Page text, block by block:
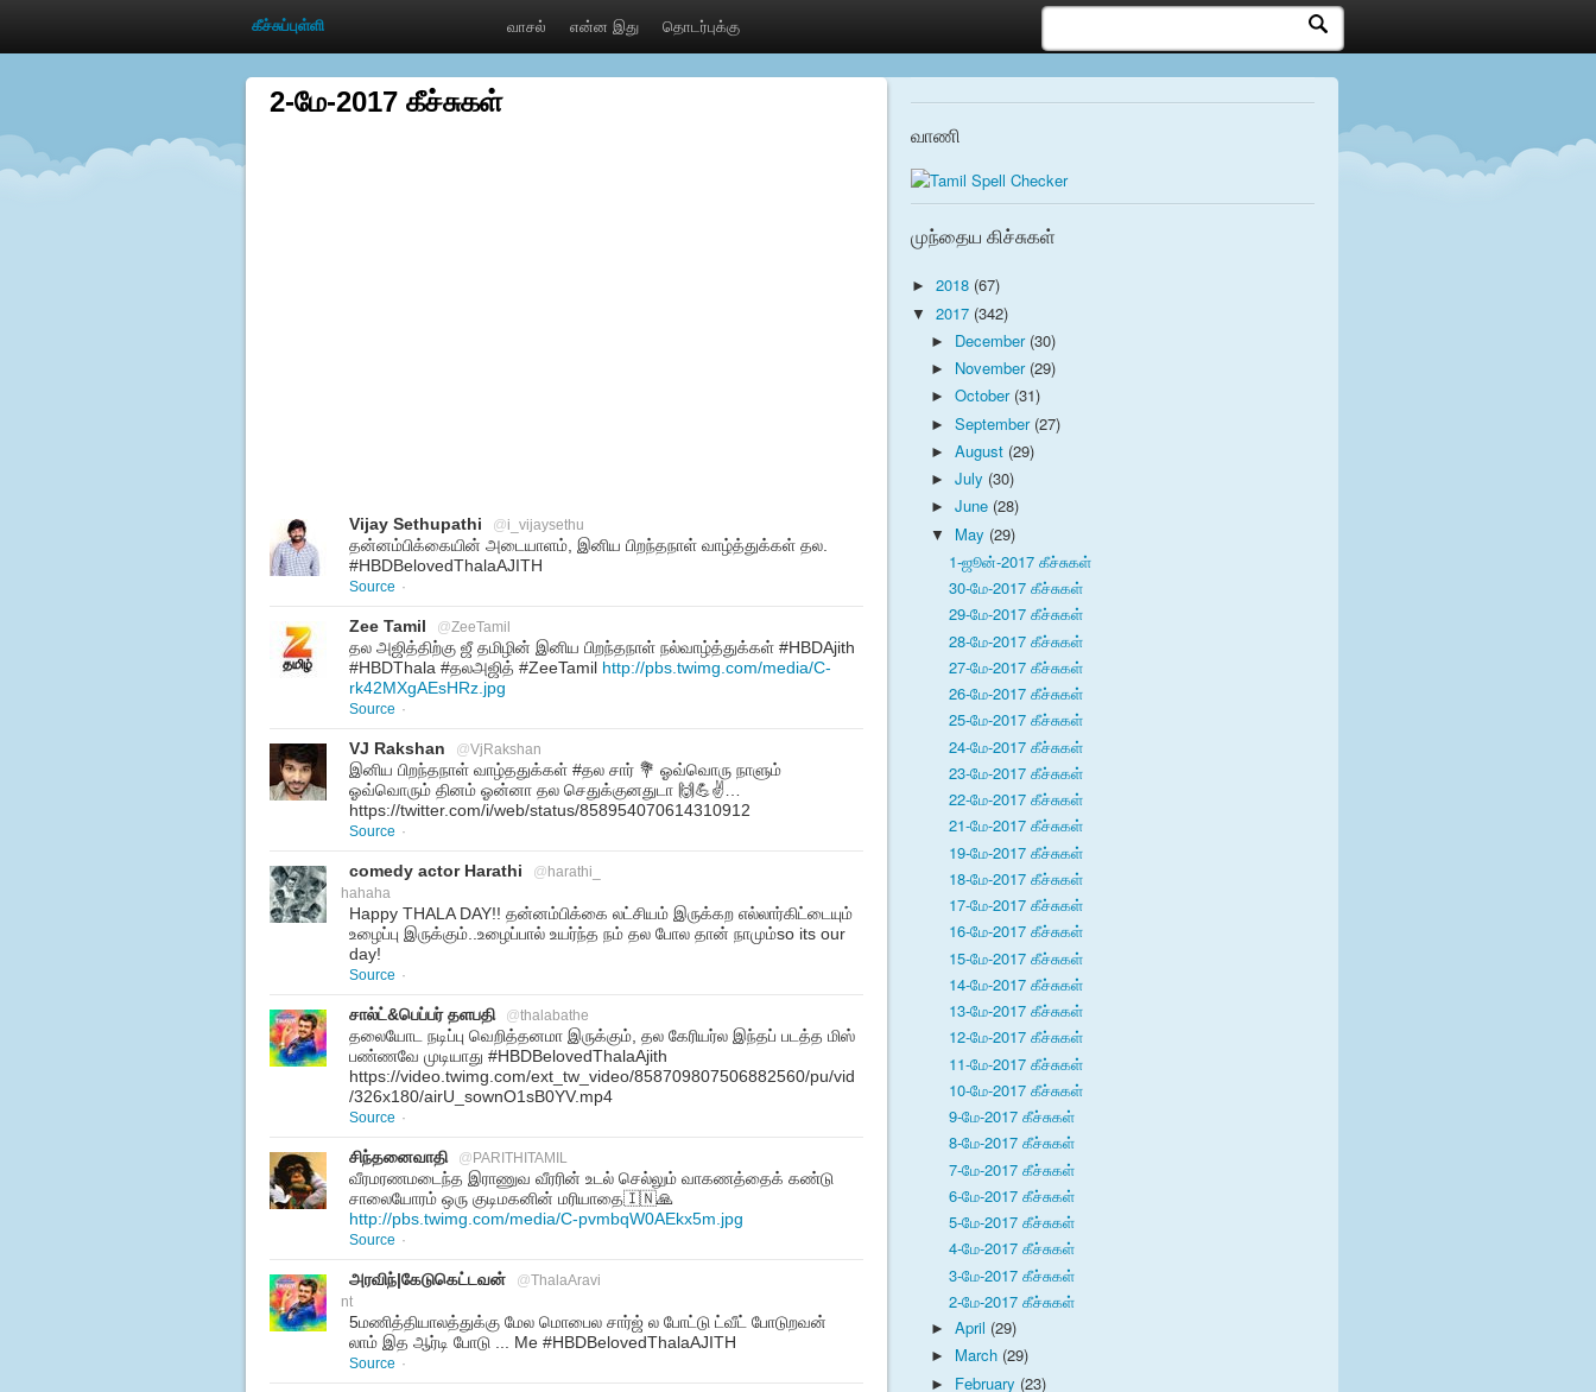
கீச்சுப்புள்ளி வாசல் என்ன இது தொடர்புக்கு
2-மே-2017 கீச்சுகள்
Vijay Sethupathi @i_vijaysethu
தன்னம்பிக்கையின் அடையாளம், இனிய பிறந்தநாள் வாழ்த்துக்கள் தல.
#HBDBelovedThalaAJITH
Source ·
Zee Tamil @ZeeTamil
தல அஜித்திற்கு ஜீ தமிழின் இனிய பிறந்தநாள் நல்வாழ்த்துக்கள் #HBDAjith
#HBDThala #தலஅஜித் #ZeeTamil http://pbs.twimg.com/media/C-
rk42MXgAEsHRz.jpg
Source ·
VJ Rakshan @VjRakshan
இனிய பிறந்தநாள் வாழ்ததுக்கள் #தல சார் 💐 ஓவ்வொரு நாளும்
ஓவ்வொரும் தினம் ஓன்னா தல செதுக்குனதுடா 🙌💪✌…
https://twitter.com/i/web/status/858954070614310912
Source ·
comedy actor Harathi @ harathi_
hahaha
Happy THALA DAY!! தன்னம்பிக்கை லட்சியம் இருக்கற எல்லார்கிட்டையும்
உழைப்பு இருக்கும்..உழைப்பால் உயர்ந்த நம் தல போல தான் நாமும்so its our
day!
Source ·
சால்ட்&பெப்பர் தளபதி @thalabathe
தலையோட நடிப்பு வெறித்தனமா இருக்கும், தல கேரியர்ல இந்தப் படத்த மிஸ்
பண்ணவே முடியாது #HBDBelovedThalaAjith
https://video.twimg.com/ext_tw_video/858709807506882560/pu/vid
/326x180/airU_sownO1sB0YV.mp4
Source ·
சிந்தனைவாதி @ PARITHITAMIL
வீரமரணமடைந்த இராணுவ வீரரின் உடல் செல்லும் வாகணத்தைக் கண்டு
சாலையோரம் ஒரு குடிமகனின் மரியாதை🇮🇳🙏
http://pbs.twimg.com/media/C-pvmbqW0AEkx5m.jpg
Source ·
அரவிந்|கேடுகெட்டவன் @ThalaAravi
nt
5மணித்தியாலத்துக்கு மேல மொபைல சார்ஜ் ல போட்டு ட்வீட் போடுறவன்
லாம் இத ஆர்டி போடு ... Me #HBDBelovedThalaAJITH
Source ·
வாணி
முந்தைய கிச்சுகள்
► 2018 (67)
▼ 2017 (342)
► December (30)
► November (29)
► October (31)
► September (27)
► August (29)
► July (30)
► June (28)
▼ May (29)
1-ஜூன்-2017 கீச்சுகள்
30-மே-2017 கீச்சுகள்
29-மே-2017 கீச்சுகள்
28-மே-2017 கீச்சுகள்
27-மே-2017 கீச்சுகள்
26-மே-2017 கீச்சுகள்
25-மே-2017 கீச்சுகள்
24-மே-2017 கீச்சுகள்
23-மே-2017 கீச்சுகள்
22-மே-2017 கீச்சுகள்
21-மே-2017 கீச்சுகள்
19-மே-2017 கீச்சுகள்
18-மே-2017 கீச்சுகள்
17-மே-2017 கீச்சுகள்
16-மே-2017 கீச்சுகள்
15-மே-2017 கீச்சுகள்
14-மே-2017 கீச்சுகள்
13-மே-2017 கீச்சுகள்
12-மே-2017 கீச்சுகள்
11-மே-2017 கீச்சுகள்
10-மே-2017 கீச்சுகள்
9-மே-2017 கீச்சுகள்
8-மே-2017 கீச்சுகள்
7-மே-2017 கீச்சுகள்
6-மே-2017 கீச்சுகள்
5-மே-2017 கீச்சுகள்
4-மே-2017 கீச்சுகள்
3-மே-2017 கீச்சுகள்
2-மே-2017 கீச்சுகள்
► April (29)
► March (29)
► February (23)